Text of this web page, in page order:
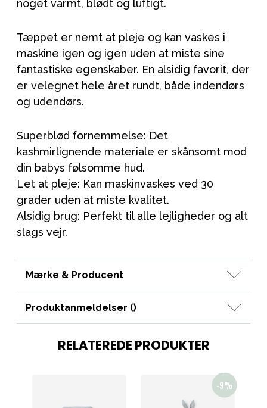
noget varmt, blødt og luftigt.
Tæppet er nemt at pleje og kan vaskes i
maskine igen og igen uden at miste sine
fantastiske egenskaber. En alsidig favorit, der
er velegnet hele året rundt, både indendørs
og udendørs.
Superblød fornemmelse: Det
kashmirlignende materiale er skånsomt mod
din babys følsomme hud.
Let at pleje: Kan maskinvaskes ved 30
grader uden at miste kvalitet.
Alsidig brug: Perfekt til alle lejligheder og alt
slags vejr.
Mærke & Producent
Produktanmeldelser ()
RELATEREDE PRODUKTER